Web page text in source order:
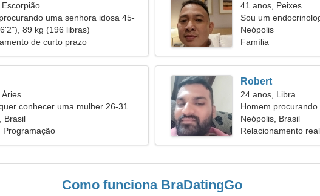
uma senhora idosa 45-
89 kg (196 libras)
de curto prazo
41 anos, Peixes
Sou um
mulher esguia
Neópolis
Família
conhecer uma mulher 26-31
Brasil
Programação
Robert
24 anos, Libra
Homem
Neópolis, Brasil
Relacionamento real
Como funciona BraDatingGo